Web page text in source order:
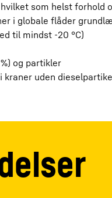
som helst
i globale flåder
til mindst -20 °C)
og partikler
uden